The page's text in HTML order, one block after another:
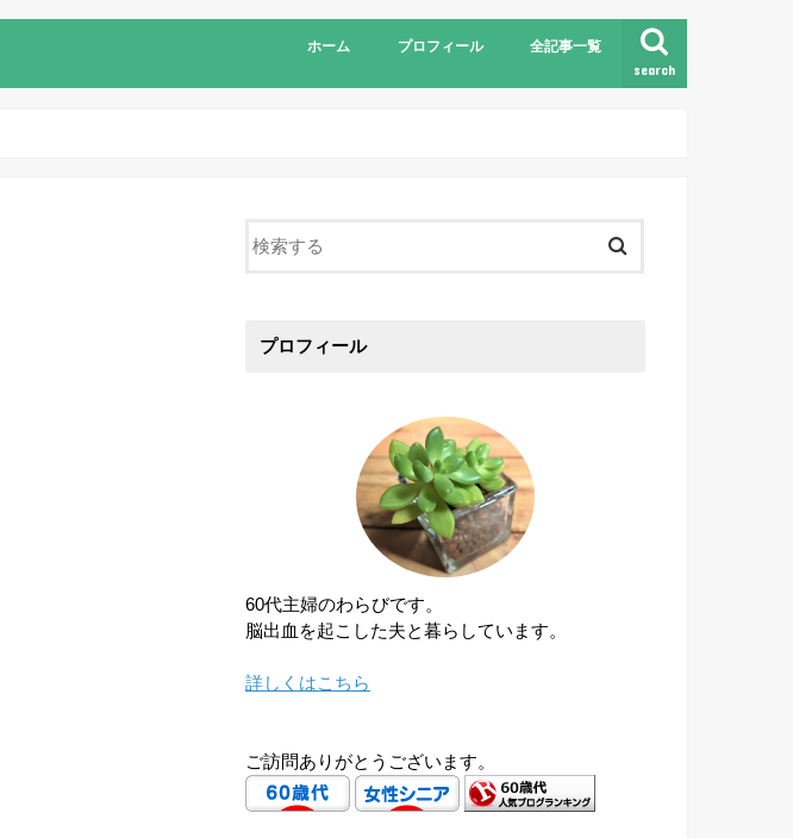
search
ホーム プロフィール 全記事一覧
プロフィール
60代主婦のわらびです。
脳出血を起こした夫と暮らしています。
詳しくはこちら
ご訪問ありがとうございます。